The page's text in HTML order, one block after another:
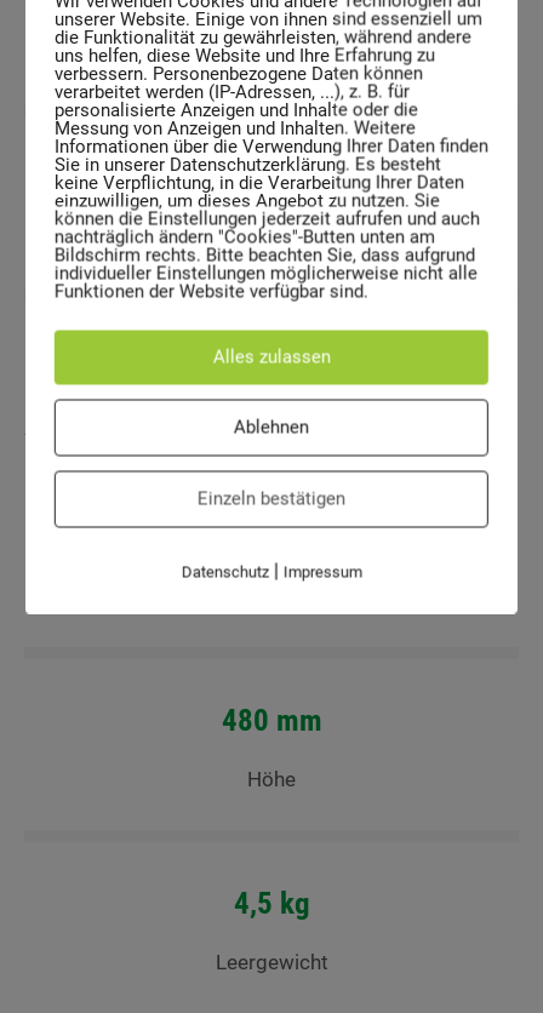
Leergewicht
270 mm
Durchmesser
33 L
480 mm
Höhe
4,5 kg
Leergewicht
unserer Website. Einige von ihnen sind essenziell um
die Funktionalität zu gewährleisten, während andere
uns helfen, diese Website und Ihre Erfahrung zu
verbessern. Personenbezogene Daten können
verarbeitet werden (IP-Adressen, ...), z. B. für
personalisierte Anzeigen und Inhalte oder die
Messung von Anzeigen und Inhalten. Weitere
Informationen über die Verwendung Ihrer Daten finden
Sie in unserer Datenschutzerklärung. Es besteht
keine Verpflichtung, in die Verarbeitung Ihrer Daten
einzuwilligen, um dieses Angebot zu nutzen. Sie
können die Einstellungen jederzeit aufrufen und auch
nachträglich ändern "Cookies"-Butten unten am
Bildschirm rechts. Bitte beachten Sie, dass aufgrund
individueller Einstellungen möglicherweise nicht alle
Funktionen der Website verfügbar sind.
Alles zulassen
Ablehnen
Einzeln bestätigen
Datenschutz| Impressum